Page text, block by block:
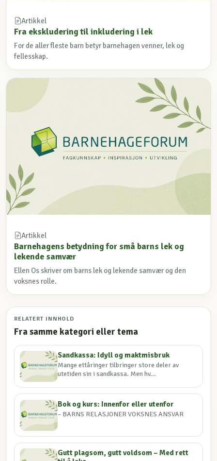
Artikkel
Fra ekskludering til inkludering i lek
For de aller fleste barn betyr barnehagen venner, lek og
fellesskap.
Artikkel
Barnehagens betydning for små barns lek og
lekende samvær
Ellen Os skriver om barns lek og lekende samvær og den
voksnes rolle.
RELATERT INNHOLD
Fra samme kategori eller tema
Sandkassa: Idyll og maktmisbruk
Mange ettåringer tilbringer store deler av
utetiden sin i sandkassa. Men hv...
Bok og kurs: Innenfor eller utenfor
– BARNS RELASJONER VOKSNES ANSVAR
Gutt plagsom, gutt voldsom – Med rett